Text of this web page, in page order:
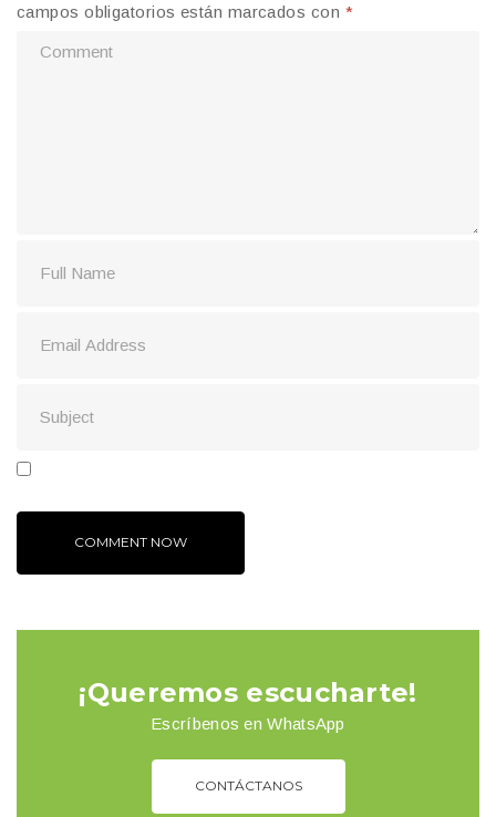
campos obligatorios están marcados con *
¡Queremos escucharte!
Escríbenos en WhatsApp
CONTÁCTANOS